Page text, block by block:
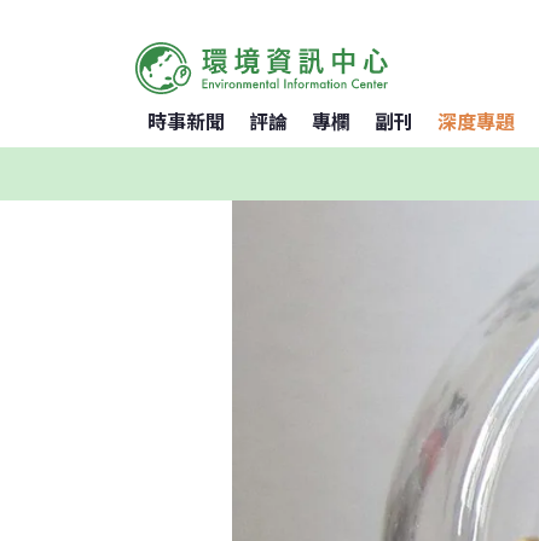
時事新聞 評論 專欄 副刊 深度專題